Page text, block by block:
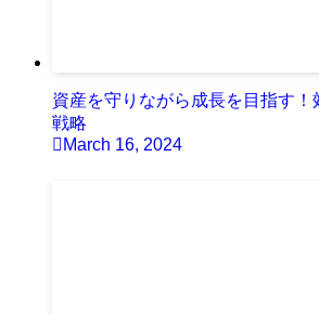
資産を守りながら成長を目指す！
戦略
March 16, 2024